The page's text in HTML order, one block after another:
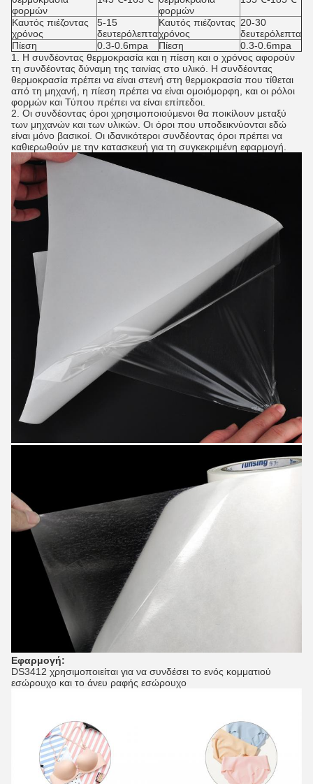
φορμών
φορμών
Καυτός πιέζοντας
χρόνος
5-15
δευτερόλεπτα
Καυτός πιέζοντας
χρόνος
20-30
δευτερόλεπτα
Πίεση
0.3-0.6mpa Πίεση
0.3-0.6mpa
1. Η συνδέοντας θερμοκρασία και η πίεση και ο χρόνος αφορούν
τη συνδέοντας δύναμη της ταινίας στο υλικό. Η συνδέοντας
θερμοκρασία πρέπει να είναι στενή στη θερμοκρασία που τίθεται
από τη μηχανή, η πίεση πρέπει να είναι ομοιόμορφη, και οι ρόλοι
φορμών και Τύπου πρέπει να είναι επίπεδοι.
2. Οι συνδέοντας όροι χρησιμοποιούμενοι θα ποικίλουν μεταξύ
των μηχανών και των υλικών. Οι όροι που υποδεικνύονται εδώ
είναι μόνο βασικοί. Οι ιδανικότεροι συνδέοντας όροι πρέπει να
καθιερωθούν με την κατασκευή για τη συγκεκριμένη εφαρμογή.
Εφαρμογή:
DS3412 χρησιμοποιείται για να συνδέσει το ενός κομματιού
εσώρουχο και το άνευ ραφής εσώρουχο